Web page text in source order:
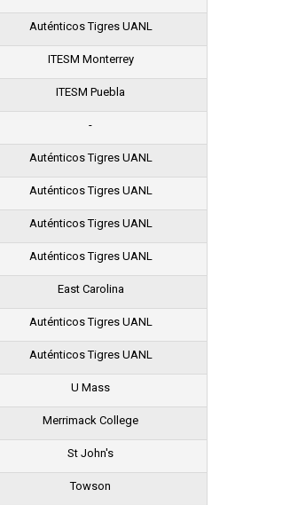
Auténticos Tigres UANL
ITESM Monterrey
ITESM Puebla
-
Auténticos Tigres UANL
Auténticos Tigres UANL
Auténticos Tigres UANL
Auténticos Tigres UANL
East Carolina
Auténticos Tigres UANL
Auténticos Tigres UANL
U Mass
Merrimack College
St John's
Towson